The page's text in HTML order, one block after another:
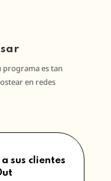
es tan
en redes
sus clientes